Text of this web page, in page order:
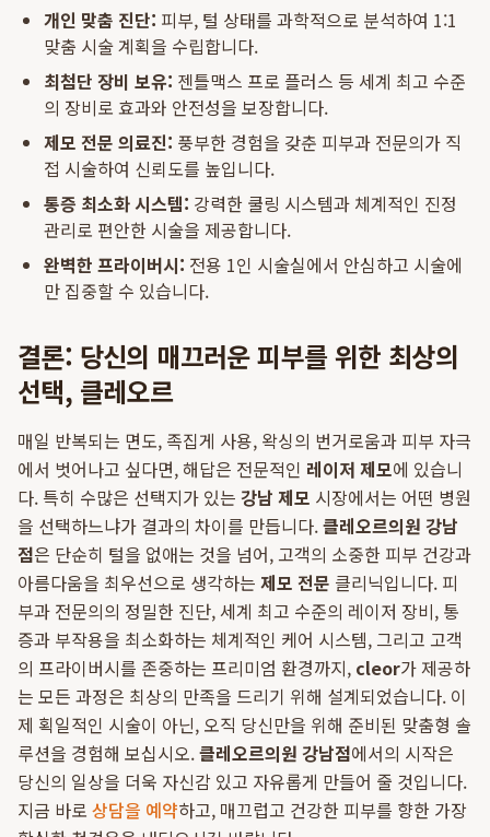
개인 맞춤 진단: 피부, 털 상태를 과학적으로 분석하여 1:1
맞춤 시술 계획을 수립합니다.
최첨단 장비 보유: 젠틀맥스 프로 플러스 등 세계 최고 수준
의 장비로 효과와 안전성을 보장합니다.
제모 전문 의료진: 풍부한 경험을 갖춘 피부과 전문의가 직
접 시술하여 신뢰도를 높입니다.
통증 최소화 시스템: 강력한 쿨링 시스템과 체계적인 진정
관리로 편안한 시술을 제공합니다.
완벽한 프라이버시: 전용 1인 시술실에서 안심하고 시술에
만 집중할 수 있습니다.
결론: 당신의 매끄러운 피부를 위한 최상의
선택, 클레오르
매일 반복되는 면도, 족집게 사용, 왁싱의 번거로움과 피부 자극
에서 벗어나고 싶다면, 해답은 전문적인 레이저 제모에 있습니
다. 특히 수많은 선택지가 있는 강남 제모 시장에서는 어떤 병원
을 선택하느냐가 결과의 차이를 만듭니다.클레오르의원 강남
점은 단순히 털을 없애는 것을 넘어, 고객의 소중한 피부 건강과
아름다움을 최우선으로 생각하는 제모 전문 클리닉입니다. 피
부과 전문의의 정밀한 진단, 세계 최고 수준의 레이저 장비, 통
증과 부작용을 최소화하는 체계적인 케어 시스템, 그리고 고객
의 프라이버시를 존중하는 프리미엄 환경까지, cleor가 제공하
는 모든 과정은 최상의 만족을 드리기 위해 설계되었습니다. 이
제 획일적인 시술이 아닌, 오직 당신만을 위해 준비된 맞춤형 솔
루션을 경험해 보십시오.클레오르의원 강남점에서의 시작은
당신의 일상을 더욱 자신감 있고 자유롭게 만들어 줄 것입니다.
지금 바로 상담을 예약하고, 매끄럽고 건강한 피부를 향한 가장